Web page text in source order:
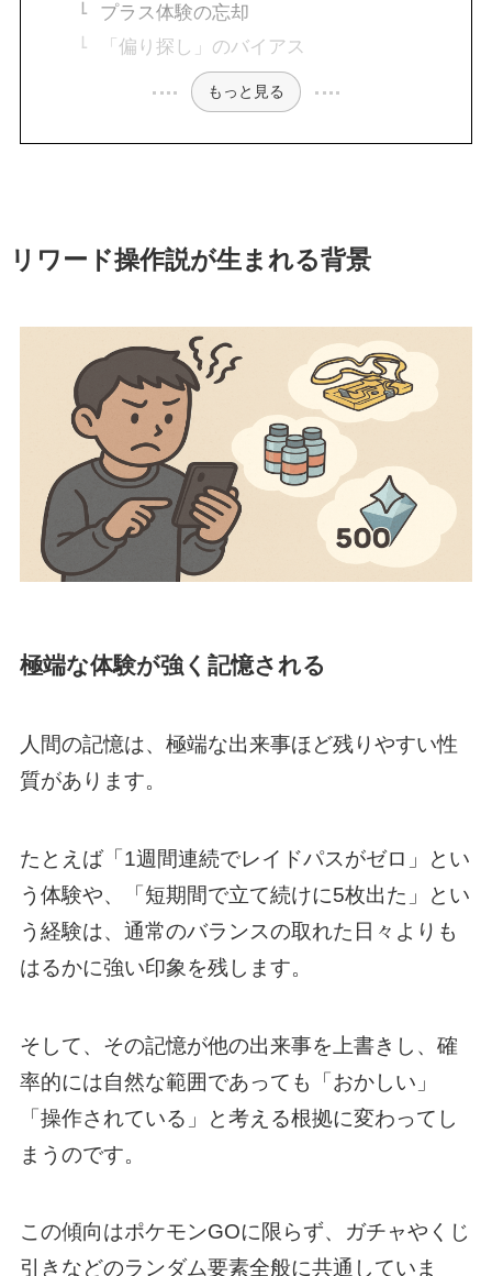
プラス体験の忘却
「偏り探し」のバイアス
もっと見る
リワード操作説が生まれる背景
極端な体験が強く記憶される
人間の記憶は、極端な出来事ほど残りやすい性
質があります。
たとえば「1週間連続でレイドパスがゼロ」とい
う体験や、「短期間で立て続けに5枚出た」とい
う経験は、通常のバランスの取れた日々よりも
はるかに強い印象を残します。
そして、その記憶が他の出来事を上書きし、確
率的には自然な範囲であっても「おかしい」
「操作されている」と考える根拠に変わってし
まうのです。
この傾向はポケモンGOに限らず、ガチャやくじ
引きなどのランダム要素全般に共通していま